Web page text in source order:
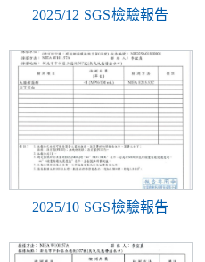
2025/12 SGS檢驗報告
2025/10 SGS檢驗報告